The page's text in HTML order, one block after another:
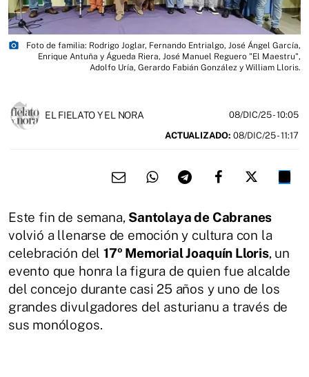
photo_camera
Foto de familia: Rodrigo Joglar, Fernando Entrialgo, José Ángel García,
Enrique Antuña y Águeda Riera, José Manuel Reguero "El Maestru",
Adolfo Uría, Gerardo Fabián González y William Lloris.
EL FIELATO Y EL NORA 08/DIC/25- 10:05
ACTUALIZADO: 08/DIC/25 - 11:17
Este fin de semana, Santolaya de Cabranes
volvió a llenarse de emoción y cultura con la
celebración del 17º Memorial Joaquín Lloris, un
evento que honra la figura de quien fue alcalde
del concejo durante casi 25 años y uno de los
grandes divulgadores del asturianu a través de
sus monólogos.